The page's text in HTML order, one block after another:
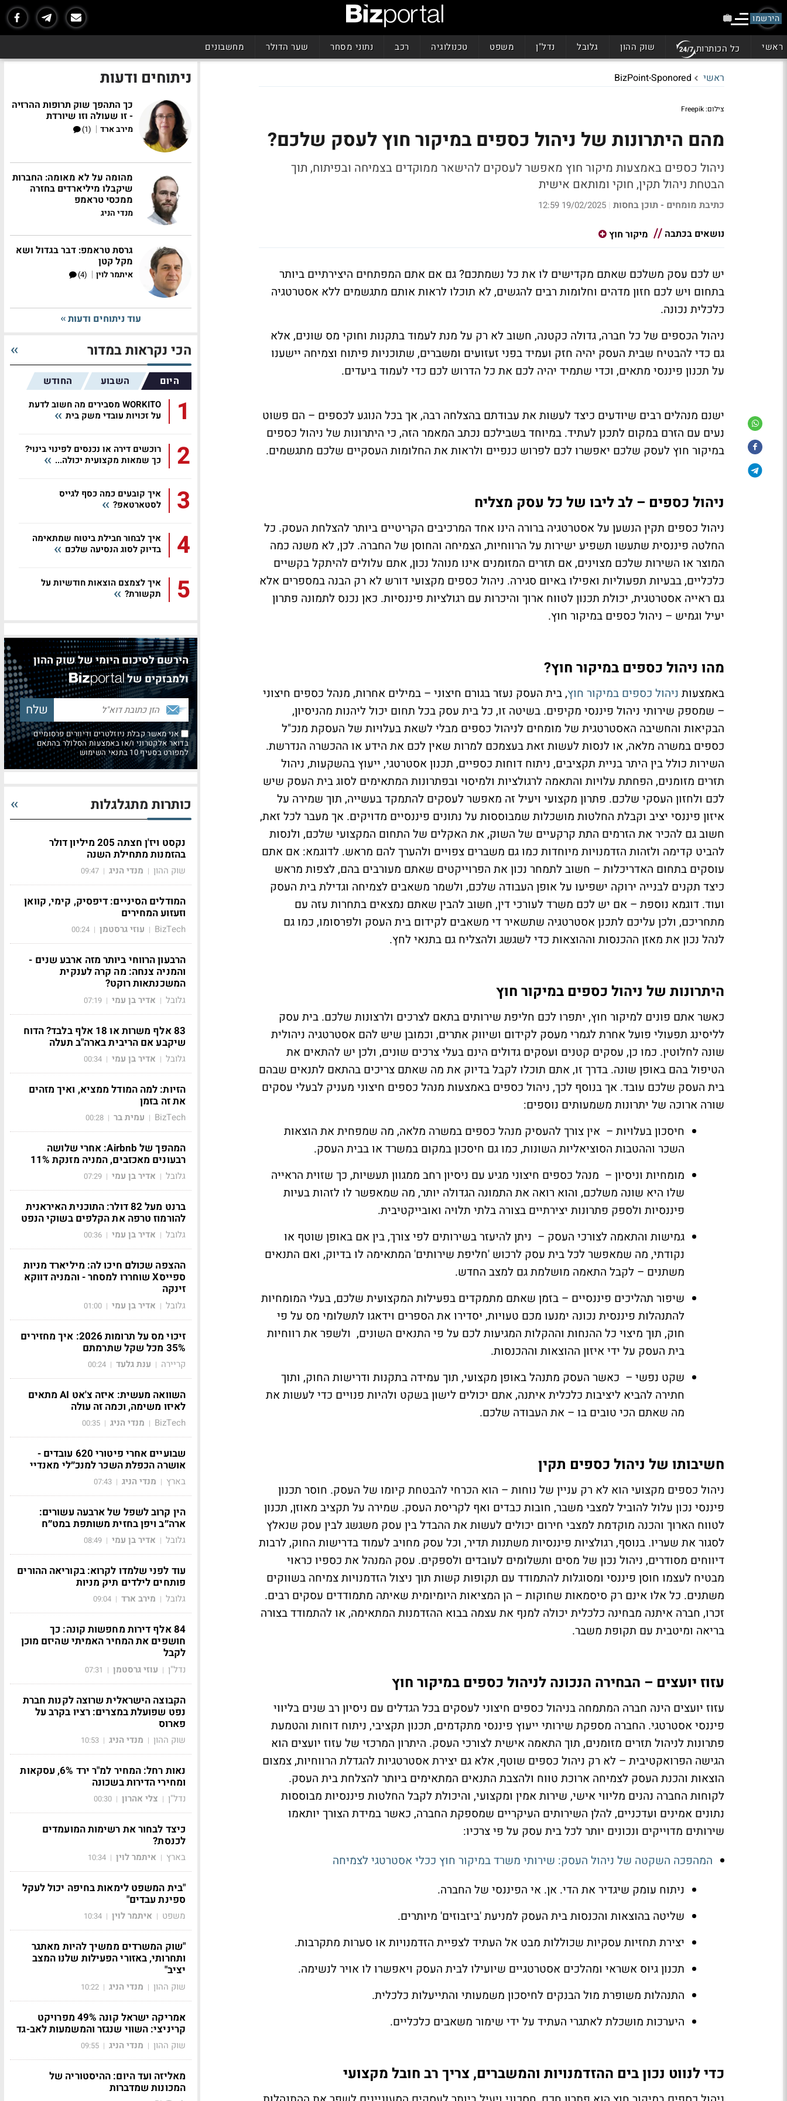
הירשמו
ראשי כל הכותרות שוק ההון גלובל נדל"ן משפט טכנולוגיה רכב נתוני מסחר שער הדולר מחשבונים
ראשי BizPoint-Sponored
צילום: Freepik
מהם היתרונות של ניהול כספים במיקור חוץ לעסק שלכם?
ניהול כספים באמצעות מיקור חוץ מאפשר לעסקים להישאר ממוקדים בצמיחה ובפיתוח, תוך
הבטחת ניהול תקין, חוקי ומותאם אישית
כתיבת מומחים - תוכן בחסות |
19/02/2025 12:59
נושאים בכתבה מיקור חוץ
יש לכם עסק משלכם שאתם מקדישים לו את כל נשמתכם? גם אם אתם המפתחים היצירתיים ביותר
בתחום ויש לכם חזון מדהים וחלומות רבים להגשים, לא תוכלו לראות אותם מתגשמים ללא אסטרטגיה
כלכלית נכונה.
ניהול הכספים של כל חברה, גדולה כקטנה, חשוב לא רק על מנת לעמוד בתקנות וחוקי מס שונים, אלא
גם כדי להבטיח שבית העסק יהיה חזק ועמיד בפני זעזועים ומשברים, שתוכניות פיתוח וצמיחה יישענו
על תכנון פיננסי מתאים, וכדי שתמיד יהיה לכם את כל הדרוש לכם כדי לעמוד ביעדים.
ישנם מנהלים רבים שיודעים כיצד לעשות את עבודתם בהצלחה רבה, אך בכל הנוגע לכספים – הם פשוט
נעים עם הזרם במקום לתכנן לעתיד. במיוחד בשבילכם נכתב המאמר הזה, כי היתרונות של ניהול כספים
במיקור חוץ לעסק שלכם יאפשרו לכם לפרוש כנפיים ולראות את החלומות העסקיים שלכם מתגשמים.
ניהול כספים – לב ליבו של כל עסק מצליח
ניהול כספים תקין הנשען על אסטרטגיה ברורה הינו אחד המרכיבים הקריטיים ביותר להצלחת העסק. כל
החלטה פיננסית שתעשו תשפיע ישירות על הרווחיות, הצמיחה והחוסן של החברה. לכן, לא משנה כמה
המוצר או השירות שלכם מצוינים, אם תזרים המזומנים אינו מנוהל נכון, אתם עלולים להיתקל בקשיים
כלכליים, בבעיות תפעוליות ואפילו באיום סגירה. ניהול כספים מקצועי דורש לא רק הבנה במספרים אלא
גם ראייה אסטרטגית, יכולת תכנון לטווח ארוך והיכרות עם רגולציות פיננסיות. כאן נכנס לתמונה פתרון
יעיל וגמיש – ניהול כספים במיקור חוץ.
מהו ניהול כספים במיקור חוץ?
באמצעות ניהול כספים במיקור חוץ, בית העסק נעזר בגורם חיצוני – במילים אחרות, מנהל כספים חיצוני
– שמספק שירותי ניהול פיננסי מקיפים. בשיטה זו, כל בית עסק בכל תחום יכול ליהנות מהניסיון,
הבקיאות והחשיבה האסטרטגית של מומחים לניהול כספים מבלי לשאת בעלויות של העסקת מנכ"ל
כספים במשרה מלאה, או לנסות לעשות זאת בעצמכם למרות שאין לכם את הידע או ההכשרה הנדרשת.
השירות כולל בין היתר בניית תקציבים, ניתוח דוחות כספיים, תכנון אסטרטגי, ייעוץ בהשקעות, ניהול
תזרים מזומנים, הפחתת עלויות והתאמה לרגולציות ולמיסוי ובפתרונות המתאימים לסוג בית העסק שיש
לכם ולחזון העסקי שלכם. פתרון מקצועי ויעיל זה מאפשר לעסקים להתמקד בעשייה, תוך שמירה על
איזון פיננסי יציב וקבלת החלטות מושכלות שמבוססות על נתונים פיננסיים מדויקים. אך מעבר לכל זאת,
חשוב גם להכיר את הזרמים התת קרקעיים של השוק, את האקלים של התחום המקצועי שלכם, ולנסות
להביט קדימה ולזהות הזדמנויות מיוחדות כמו גם משברים צפויים ולהערך להם מראש. לדוגמא: אם אתם
עוסקים בתחום האדריכלות – חשוב לתמחר נכון את הפרוייקטים שאתם מעורבים בהם, לצפות מראש
כיצד תקנים לבנייה ירוקה ישפיעו על אופן העבודה שלכם, ולשמר משאבים לצמיחה וגדילת בית העסק
ועוד. דוגמא נוספת – אם יש לכם משרד לעורכי דין, חשוב להבין שאתם נמצאים בתחרות עזה עם
מתחריכם, ולכן עליכם לתכנן אסטרטגיה שתשאיר די משאבים לקידום בית העסק ולפרסומו, כמו גם
לנהל נכון את מאזן ההכנסות וההוצאות כדי לשגשג ולהצליח גם בתנאי לחץ.
היתרונות של ניהול כספים במיקור חוץ
כאשר אתם פונים למיקור חוץ, יתפרו לכם חליפת שירותים בתאם לצרכים ולרצונות שלכם. בית עסק
לליסינג תפעולי פועל אחרת לגמרי מעסק לקידום ושיווק אתרים, וכמובן שיש להם אסטרטגיה ניהולית
שונה לחלוטין. כמו כן, עסקים קטנים ועסקים גדולים הינם בעלי צרכים שונים, ולכן יש להתאים את
הטיפול בהם באופן שונה. בדרך זו, אתם תוכלו לקבל בדיוק את מה שאתם צריכים בהתאם לתנאים שבהם
בית העסק שלכם עובד. אך בנוסף לכך, ניהול כספים באמצעות מנהל כספים חיצוני מעניק לבעלי עסקים
שורה ארוכה של יתרונות משמעותים נוספים:
חיסכון בעלויות – אין צורך להעסיק מנהל כספים במשרה מלאה, מה שמפחית את הוצאות
השכר וההטבות הסוציאליות השונות, כמו גם חיסכון במקום במשרד או בבית העסק.
מומחיות וניסיון – מנהל כספים חיצוני מגיע עם ניסיון רחב ממגוון תעשיות, כך שזוית הראייה
שלו היא שונה משלכם, והוא רואה את התמונה הגדולה יותר, מה שמאפשר לו לזהות בעיות
פיננסיות ולספק פתרונות יצירתיים בצורה בלתי תלויה ואובייקטיבית.
גמישות והתאמה לצורכי העסק – ניתן להיעזר בשירותים לפי צורך, בין אם באופן שוטף או
נקודתי, מה שמאפשר לכל בית עסק לרכוש 'חליפת שירותים' המתאימה לו בדיוק, ואם התנאים
משתנים – לקבל התאמה מושלמת גם למצב החדש.
שיפור תהליכים פיננסיים – בזמן שאתם מתמקדים בפעילות המקצועית שלכם, בעלי המומחיות
להתנהלות פיננסית נכונה ימנעו מכם טעויות, יסדירו את הספרים וידאגו לתשלומי מס על פי
חוק, תוך מיצוי כל ההנחות וההקלות המגיעות לכם על פי התנאים השונים, ולשפר את רווחיות
בית העסק על ידי איזון ההוצאות וההכנסות.
שקט נפשי – כאשר העסק מתנהל באופן מקצועי, תוך עמידה בתקנות ודרישות החוק, ותוך
חתירה להביא ליציבות כלכלית איתנה, אתם יכולים לישון בשקט ולהיות פנויים כדי לעשות את
מה שאתם הכי טובים בו – את העבודה שלכם.
חשיבותו של ניהול כספים תקין
ניהול כספים מקצועי הוא לא רק עניין של נוחות – הוא הכרחי להבטחת קיומו של העסק. חוסר תכנון
פיננסי נכון עלול להוביל למצבי משבר, חובות כבדים ואף לקריסת העסק. שמירה על תקציב מאוזן, תכנון
לטווח הארוך והכנה מוקדמת למצבי חירום יכולים לעשות את ההבדל בין עסק משגשג לבין עסק שנאלץ
לסגור את שעריו. בנוסף, רגולציות פיננסיות משתנות תדיר, וכל עסק מחויב לעמוד בדרישות החוק, לרבות
דיווחים מסודרים, ניהול נכון של מסים ותשלומים לעובדים ולספקים. עסק המנהל את כספיו כראוי
מבטיח לעצמו חוסן פיננסי ומסוגלות להתמודד עם תקופות קשות תוך ניצול הזדמנויות צמיחה בשווקים
משתנים. כל אלו אינם רק סיסמאות שחוקות – הן המציאות היומיומית שאיתה מתמודדים עסקים רבים.
זכרו, חברה איתנה מבחינה כלכלית יכולה למנף את עצמה בבוא ההזדמנות המתאימה, או להתמודד בצורה
בריאה ומיטבית עם תקופת משבר.
עזוז יועצים – הבחירה הנכונה לניהול כספים במיקור חוץ
עזוז יועצים הינה חברה המתמחה בניהול כספים חיצוני לעסקים בכל הגדלים עם ניסיון רב שנים בליווי
פיננסי אסטרטגי. החברה מספקת שירותי ייעוץ פיננסי מתקדמים, תכנון תקציבי, ניתוח דוחות והטמעת
פתרונות לניהול תזרים מזומנים, תוך התאמה אישית לצורכי העסק. היתרון המרכזי של עזוז יועצים הוא
הגישה הפרואקטיבית – לא רק ניהול כספים שוטף, אלא גם יצירת אסטרטגיות להגדלת הרווחיות, צמצום
הוצאות והכנת העסק לצמיחה ארוכת טווח ולהצבת התנאים המתאימים ביותר להצלחת בית העסק.
לקוחות החברה נהנים מליווי אישי, שירות אמין ומקצועי, והיכולת לקבל החלטות פיננסיות מבוססות
נתונים אמינים ועדכניים, להלן השירותים העיקריים שמספקת החברה, כאשר במידת הצורך יותאמו
שירותים מדוייקים ונכונים יותר לכל בית עסק על פי צרכיו:
המהפכה השקטה של ניהול העסק: שירותי משרד במיקור חוץ ככלי אסטרטגי לצמיחה
ניתוח עומק שיגדיר את הדי. אן. אי הפיננסי של החברה.
שליטה בהוצאות והכנסות בית העסק למניעת 'ביזבוזים' מיותרים.
יצירת תחזיות עסקיות שכוללות מבט אל העתיד לצפיית הזדמנויות או סערות מתקרבות.
תכנון גיוס אשראי ומהלכים אסטרטגיים שיועילו לבית העסק ויאפשרו לו אויר לנשימה.
התנהלות משופרת מול הבנקים לחיסכון משמעותי והתייעלות כלכלית.
היערכות מושכלת לאתגרי העתיד על ידי שימור משאבים כלכליים.
כדי לנווט נכון בים ההזדמנויות והמשברים, צריך רב חובל מקצועי
ניתוחים ודעות
כך התהפך שוק תרופות ההרזיה
- זו שעולה וזו שיורדת
מירב ארד |
(1)
מהומה על לא מאומה: החברות
שיקבלו מיליארדים בחזרה
ממכסי טראמפ
מנדי הניג
גרסת טראמפ: דבר בגדול ושא
מקל קטן
איתמר לוין |
(4)
עוד ניתוחים ודעות
הכי נקראות במדור
היום השבוע החודש
1
WORKITO מסבירים מה חשוב לדעת
על זכויות עובדי משק בית
2
רוכשים דירה או נכנסים לפינוי בינוי?
כך שמאות מקצועית יכולה...
3
איך קובעים כמה כסף לגייס
לסטארטאפ?
4
איך לבחור חבילת ביטוח שמתאימה
בדיוק לסוג הנסיעה שלכם
5
איך לצמצם הוצאות חודשיות על
תקשורת?
הירשם לסיכום היומי של שוק ההון
ולמבזקים של
אני מאשר קבלת ניוזלטרים ודיוורים פרסומיים
בדואר אלקטרוני ו/או באמצעות הסלולר בהתאם
למפורט בסעיף 10 בתנאי השימוש
כותרות מתגלגלות
נקסט ויז'ן חצתה 205 מיליון דולר
בהזמנות מתחילת השנה
שוק ההון | מנדי הניג |
09:47
המודלים הסיניים: דיפסיק, קימי, קוואן
וזעזוע המחירים
BizTech
| עוזי גרסטמן |
00:24
הרבעון הרווחי ביותר מזה ארבע שנים -
והמניה צנחה: מה קרה לענקית
המשכנתאות רוקט?
גלובל | אדיר בן עמי |
07:19
83 אלף משרות או 18 אלף בלבד? הדוח
שיקבע אם הריבית בארה"ב תעלה
גלובל | אדיר בן עמי |
00:34
הזיות: למה המודל ממציא, ואיך מזהים
את זה בזמן
BizTech
| עמית בר |
00:28
המהפך של Airbnb: אחרי שלושה
רבעונים מאכזבים, המניה מזנקת 11%
גלובל | אדיר בן עמי |
07:29
ברנט מעל 82 דולר: התוכנית האיראנית
להורמוז טרפה את הקלפים בשוקי הנפט
גלובל | אדיר בן עמי |
00:36
ההצפה שכולם חיכו לה: מיליארד מניות
ספייסX שוחררו למסחר - והמניה דווקא
זינקה
גלובל | אדיר בן עמי |
01:00
זיכוי מס על תרומות 2026: איך מחזירים
35% מכל שקל שתרמתם
קריירה | ענת גלעד |
00:24
השוואה מעשית: איזה צ'אט AI מתאים
לאיזו משימה, וכמה זה עולה
BizTech
| מנדי הניג |
00:35
שבועיים אחרי פיטורי 620 עובדים -
אושרה הכפלת השכר למנכ״לי מאנדיי
בארץ | מנדי הניג |
07:43
הין קרוב לשפל של ארבעה עשורים:
ארה״ב ויפן בחזית משותפת במט״ח
גלובל | אדיר בן עמי |
08:49
עוד לפני שלמדו לקרוא: בקוריאה ההורים
פותחים לילדים תיק מניות
גלובל | מירב ארד |
09:04
84 אלף דירות מחפשות קונה: כך
חושפים את המחיר האמיתי שהיזם מוכן
לקבל
נדל"ן | עוזי גרסטמן |
07:31
הקבוצה הישראלית שרוצה לקנות חברת
נפט שפועלת במצרים: רציו בקרב על
פארוס
שוק ההון | מנדי הניג |
10:53
נאות רחל: המחיר למ"ר ירד 6%, עסקאות
ומחירי הדירות בשכונה
נדל"ן | צלי אהרון |
00:30
כיצד לבחור את רשימות המועמדים
לכנסת?
בארץ | איתמר לוין |
10:34
"בית המשפט לימאות בחיפה יכול לעקל
ספינת עבדים"
משפט | איתמר לוין |
10:34
"שוק המשרדים ממשיך להיות מאתגר
ותחרותי, באזורי הפעילות שלנו המצב
יציב"
שוק ההון | מנדי הניג |
10:22
אמריקה ישראל קונה 49% מפרויקט
קריניצי: השווי שנגזר והמשמעות לאב-גד
שוק ההון | מנדי הניג |
09:55
מאליזה ועד היום: ההיסטוריה של
המכונות שמדברות